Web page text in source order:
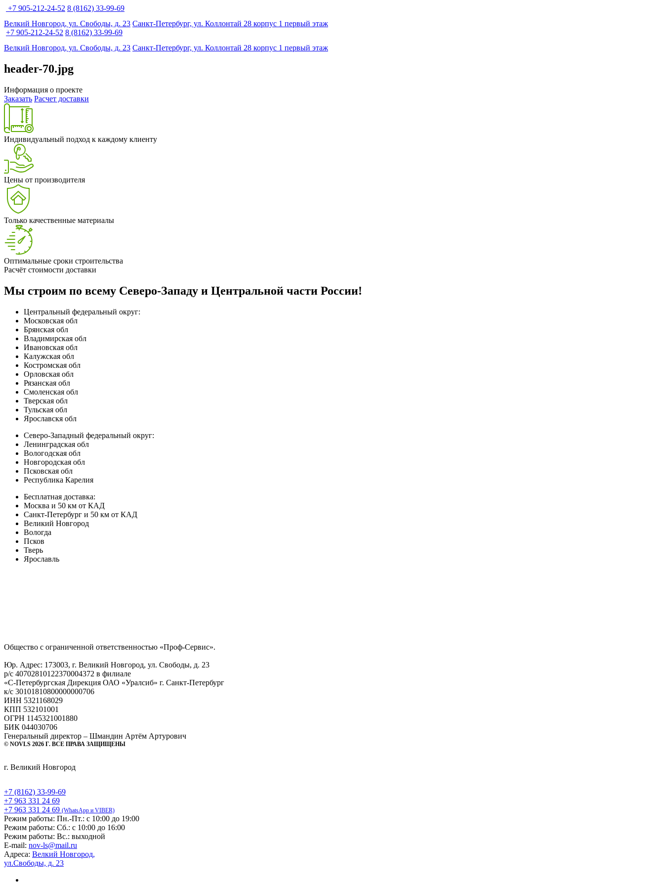
+7 905-212-24-52 8 (8162) 33-99-69
Велкий Новгород, ул. Свободы, д. 23 Санкт-Петербург, ул. Коллонтай 28 корпус 1 первый этаж
+7 905-212-24-52 8 (8162) 33-99-69
Велкий Новгород, ул. Свободы, д. 23 Санкт-Петербург, ул. Коллонтай 28 корпус 1 первый этаж
header-70.jpg
Информация о проекте
Заказать Расчет доставки
Индивидуальный подход к каждому клиенту
Цены от производителя
Только качественные материалы
Оптимальные сроки строительства
Расчёт стоимости доставки
Мы строим по всему Северо-Западу и Центральной части России!
Центральный федеральный округ:
Московская обл
Брянская обл
Владимирская обл
Ивановская обл
Калужская обл
Костромская обл
Орловская обл
Рязанская обл
Смоленская обл
Тверская обл
Тульская обл
Ярославскя обл
Северо-Западный федеральный округ:
Ленинградская обл
Вологодская обл
Новгородская обл
Псковская обл
Республика Карелия
Бесплатная доставка:
Москва и 50 км от КАД
Санкт-Петербург и 50 км от КАД
Великий Новгород
Вологда
Псков
Тверь
Ярославль
Общество с ограниченной ответственностью «Проф-Сервис».
Юр. Адрес: 173003, г. Великий Новгород, ул. Свободы, д. 23
р/с 40702810122370004372 в филиале
«С-Петербургская Дирекция ОАО «Уралсиб» г. Санкт-Петербург
к/с 30101810800000000706
ИНН 5321168029
КПП 532101001
ОГРН 1145321001880
БИК 044030706
Генеральный директор – Шмандин Артём Артурович
© NOVLS 2026 Г. ВСЕ ПРАВА ЗАЩИЩЕНЫ
г. Великий Новгород
+7 (8162) 33-99-69
+7 963 331 24 69
+7 963 331 24 69 (WhatsApp и VIBER)
Режим работы: Пн.-Пт.: с 10:00 до 19:00
Режим работы: Сб.: с 10:00 до 16:00
Режим работы: Вс.: выходной
E-mail: nov-ls@mail.ru
Адреса: Велкий Новгород,
ул.Свободы, д. 23